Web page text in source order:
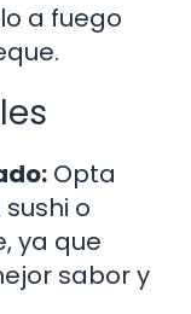
a fuego
Opta
o
ya que
sabor y